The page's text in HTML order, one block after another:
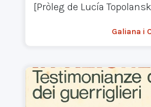
[Pròleg de Lucía
Galiana i